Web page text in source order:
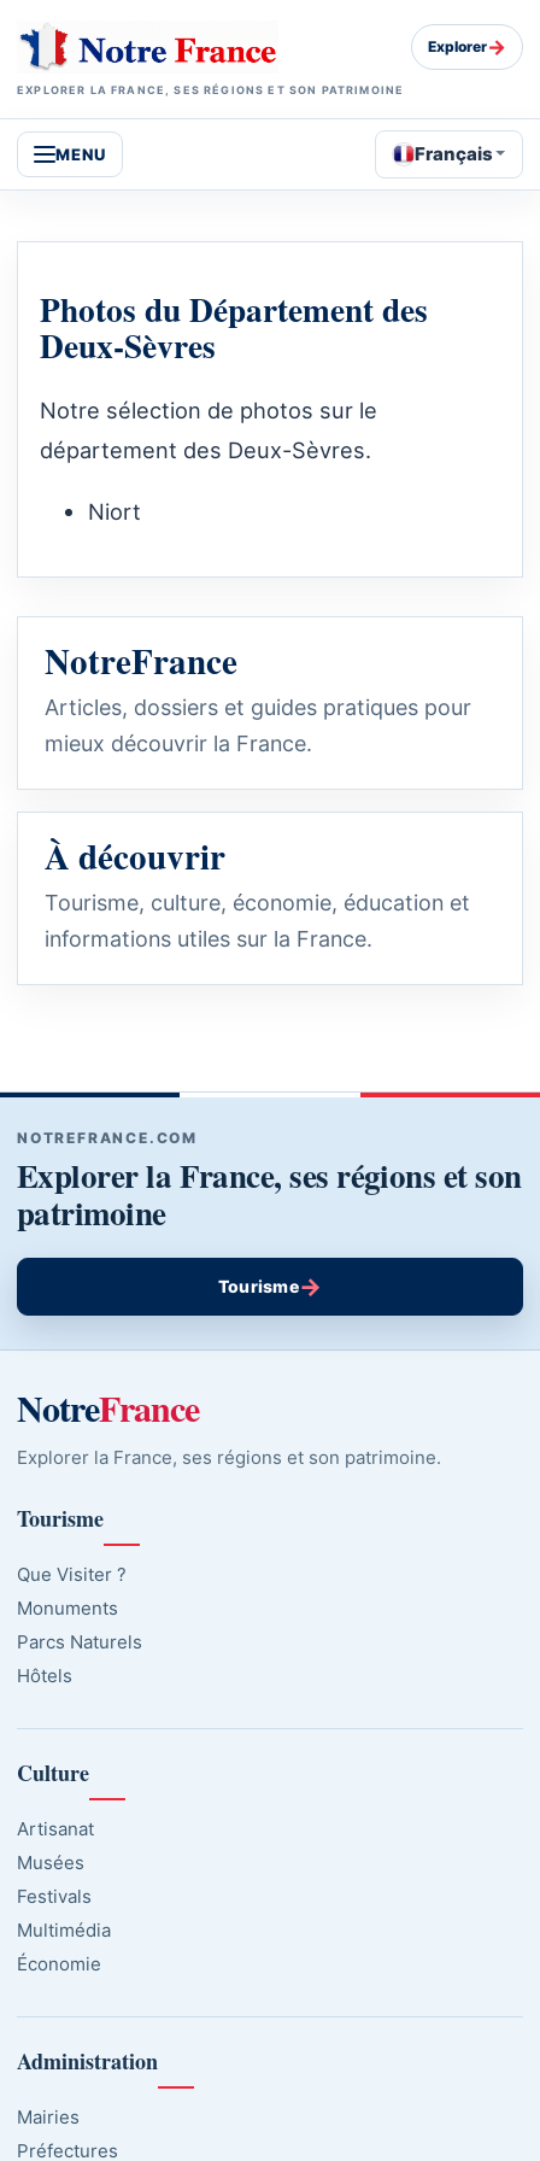
EXPLORER LA FRANCE, SES RÉGIONS ET SON PATRIMOINE
Explorer→
MENU Français
Photos du Département des
Deux-Sèvres
Notre sélection de photos sur le
département des Deux-Sèvres.
Niort
NotreFrance
Articles, dossiers et guides pratiques pour
mieux découvrir la France.
À découvrir
Tourisme, culture, économie, éducation et
informations utiles sur la France.
NOTREFRANCE.COM
Explorer la France, ses régions et son
patrimoine
Tourisme→
NotreFrance
Explorer la France, ses régions et son patrimoine.
Tourisme
Que Visiter ?
Monuments
Parcs Naturels
Hôtels
Culture
Artisanat
Musées
Festivals
Multimédia
Économie
Administration
Mairies
Préfectures